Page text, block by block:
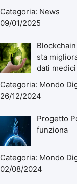
Categoria: News
09/01/2025
sta
dati medici
Categoria: Mondo
26/12/2024
Progetto
funziona
Categoria: Mondo
02/08/2024